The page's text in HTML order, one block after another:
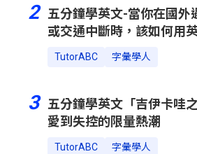
2
五分鐘學英文-當你在國外
或交通中斷時，該如何用
TutorABC 字彙學人
3
五分鐘學英文「吉伊卡哇
愛到失控的限量熱潮
TutorABC 字彙學人